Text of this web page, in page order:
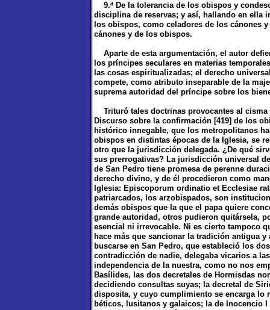
9.ª De la tolerancia de los obispos y
disciplina de reservas; y así, hallando en ella
los obispos, como celadores de los cánones
cánones y de los obispos.
Aparte de esta argumentación, el autor
los príncipes seculares en materias
las cosas espiritualizadas; el derecho
compete, como atributo inseparable de la
suprema autoridad del príncipe sobre los
Trituró tales doctrinas provocantes al
Discurso sobre la confirmación [419] de los
histórico innegable, que los metropolitanos
obispos en distintas épocas de la Iglesia, se
otro que la jurisdicción delegada. ¿De qué
sus prerrogativas? La jurisdicción universal
de San Pedro tiene promesa de perenne
derecho divino, y de él procedieron como
Iglesia: Episcoporum ordinatio et Ecclesiae
patriarcados, los arzobispados, son
demás obispos que la que el papa quiere
grande autoridad, otros pudieron quitársela,
esencial ni irrevocable. Ni es cierto tampoco
hace más que sancionar la tradición antigua
buscarse en San Pedro, que estableció los
contradicción de nadie, delegaba vicarios a
independencia de la nuestra, como no nos
Basílides, las dos decretales de Hormisdas
decidiendo consultas suyas; la decretal de
disposita, y cuyo cumplimiento se encarga lo
béticos, lusitanos y galaicos; la de Inocencio